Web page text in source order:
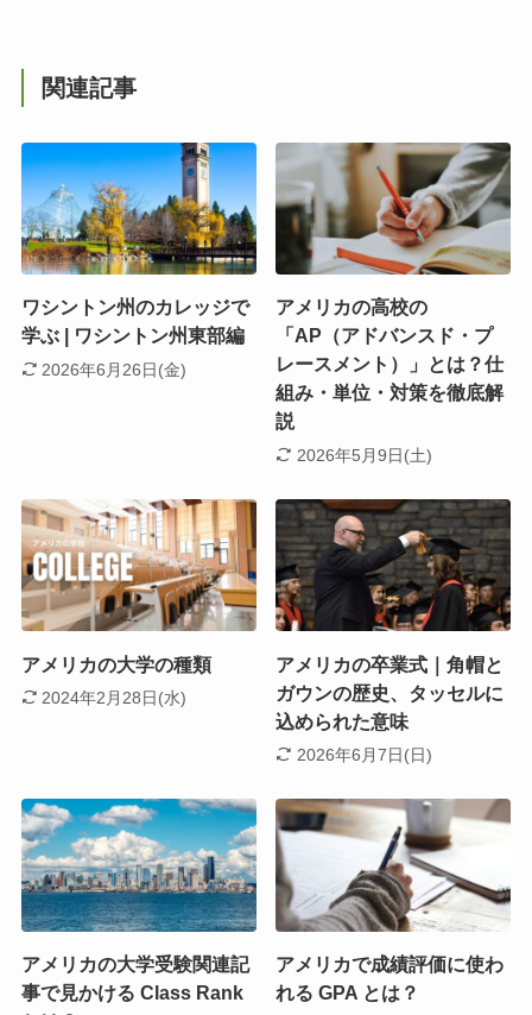
関連記事
ワシントン州のカレッジで
学ぶ | ワシントン州東部編
2026年6月26日(金)
アメリカの高校の
「AP（アドバンスド・プ
レースメント）」とは？仕
組み・単位・対策を徹底解
説
2026年5月9日(土)
アメリカの大学の種類
2024年2月28日(水)
アメリカの卒業式｜角帽と
ガウンの歴史、タッセルに
込められた意味
2026年6月7日(日)
アメリカの大学受験関連記
事で見かける Class Rank
アメリカで成績評価に使わ
れる GPA とは？